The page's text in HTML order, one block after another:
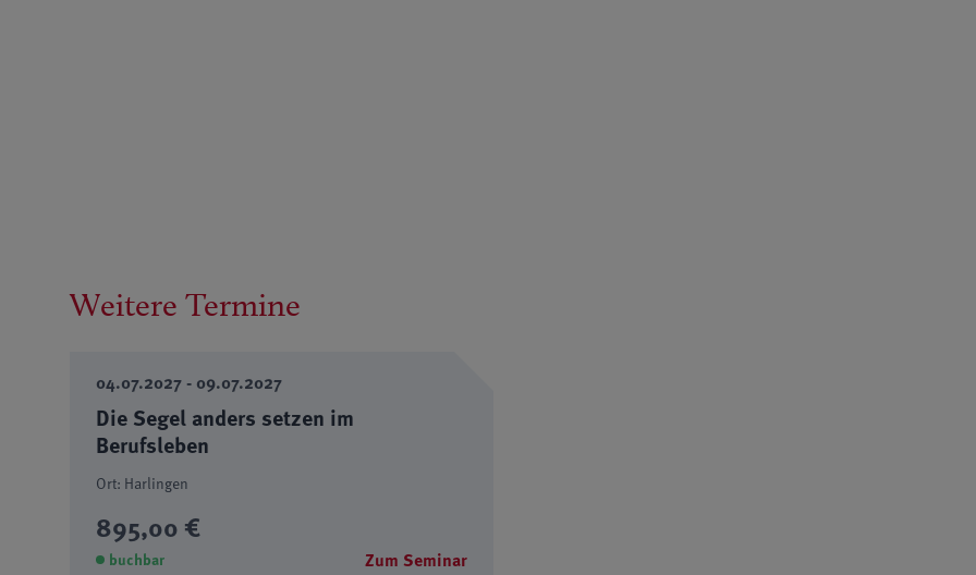
Weitere Termine
04.07.2027 - 09.07.2027
Die Segel anders setzen im
Berufsleben
Ort: Harlingen
895,00 €
buchbar Zum Seminar